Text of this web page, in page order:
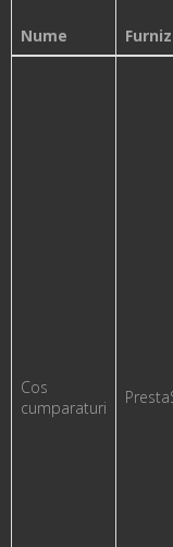
Nume
Cos
cumparaturi